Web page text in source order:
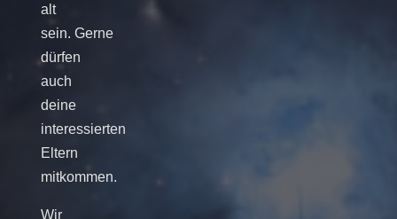
alt
sein. Gerne
dürfen
auch
deine
interessierten
Eltern
mitkommen.
Wir